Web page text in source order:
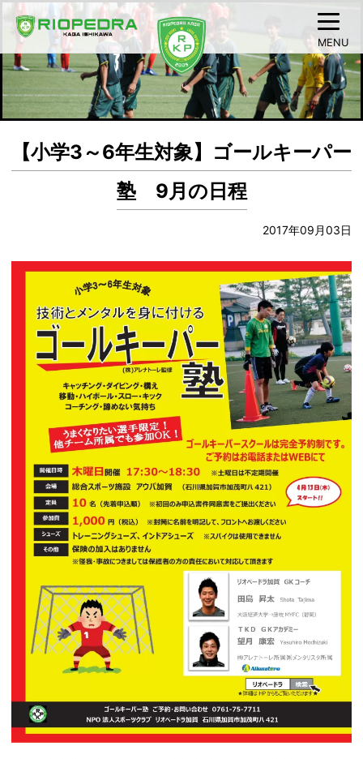
MENU
【小学3～6年生対象】ゴールキーパー
塾 9月の日程
2017年09月03日